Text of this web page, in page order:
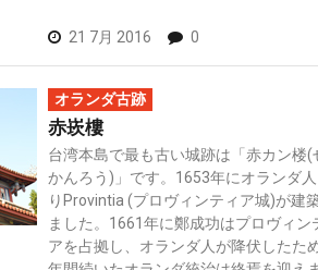
21 7月 2016 0
オランダ古跡
赤崁樓
台湾本島で最も古い城跡は「赤カン楼(
かんろう)」です。1653年にオランダ
りProvintia (プロヴィンティア城)が建
ました。1661年に鄭成功はプロヴィン
アを占拠し、オランダ人が降伏したた